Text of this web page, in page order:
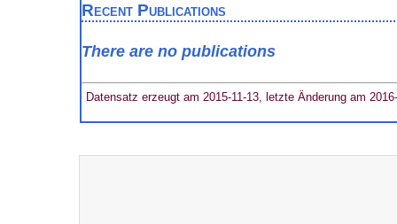
Recent Publications
There are no publications
Datensatz erzeugt am 2015-11-13, letzte Änderung am